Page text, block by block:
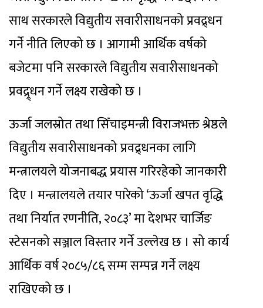
साथ सरकारले विद्युतीय सवारीसाधनको प्रवद्र्धन
गर्ने नीति लिएको छ । आगामी आर्थिक वर्षको
बजेटमा पनि सरकारले विद्युतीय सवारीसाधनको
प्रवद्र्र्धन गर्ने लक्ष्य राखेको छ ।
ऊर्जा जलस्रोत तथा सिँचाइमन्त्री विराजभक्त श्रेष्ठले
विद्युतीय सवारीसाधनको प्रवद्र्धनका लागि
मन्त्रालयले योजनाबद्ध प्रयास गरिरहेको जानकारी
दिए । मन्त्रालयले तयार पारेको ‘ऊर्जा खपत वृद्धि
तथा निर्यात रणनीति, २०८३’ मा देशभर चार्जिङ
स्टेसनको सञ्जाल विस्तार गर्ने उल्लेख छ । सो कार्य
आर्थिक वर्ष २०८५/८६ सम्म सम्पन्न गर्ने लक्ष्य
राखिएको छ ।